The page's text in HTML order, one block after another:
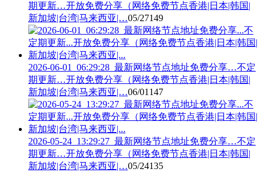
期更新…开放免费分享（网络免费节点香港|日本|韩国|
新加坡|台湾|马来西亚|…05/27149
2026-06-01_06:29:28_最新网络节点地址免费分享…不定
期更新…开放免费分享（网络免费节点香港|日本|韩国|
新加坡|台湾|马来西亚|…06/01 147
2026-05-24_13:29:27_最新网络节点地址免费分享…不定
期更新…开放免费分享（网络免费节点香港|日本|韩国|
新加坡|台湾|马来西亚|…05/24135